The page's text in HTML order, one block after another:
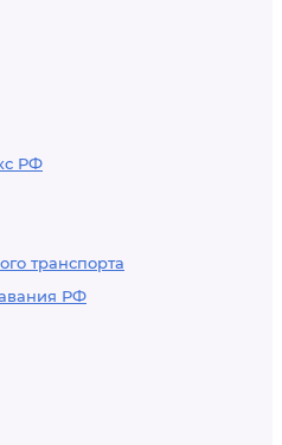
РФ
транспорта
РФ